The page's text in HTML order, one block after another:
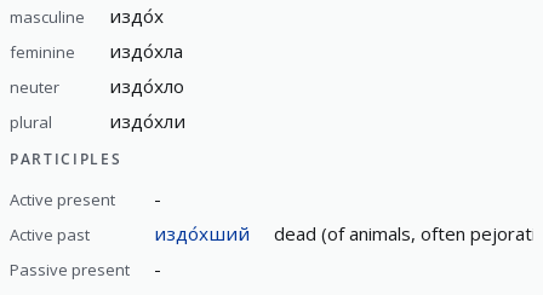
masculine
издо́х
feminine издо́хла
neuter издо́хло
plural издо́хли
PARTICIPLES
Active present -
Active past издо́хший dead (of animals, often
Passive present -